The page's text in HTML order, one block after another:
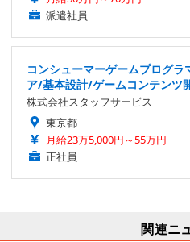
派遣社員
コンシューマーゲームプログ
ア/基本設計/ゲームコンテンツ
株式会社スタッフサービス
東京都
月給23万5,000円～55万円
正社員
関連ニ